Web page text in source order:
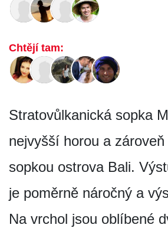
Chtějí tam:
Stratovůlkanická sopka
nejvyšší horou a
sopkou ostrova Bali.
je poměrně náročný a
Na vrchol jsou oblíbené